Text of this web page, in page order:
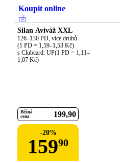
Koupit online
Silan Aviváž XXL
126–130 PD, více druhů
(1 PD = 1,59–1,53 Kč)
s Clubcard: UP(1 PD = 1,11–
1,07 Kč)
Běžná
cena
199 90
-20%
15990